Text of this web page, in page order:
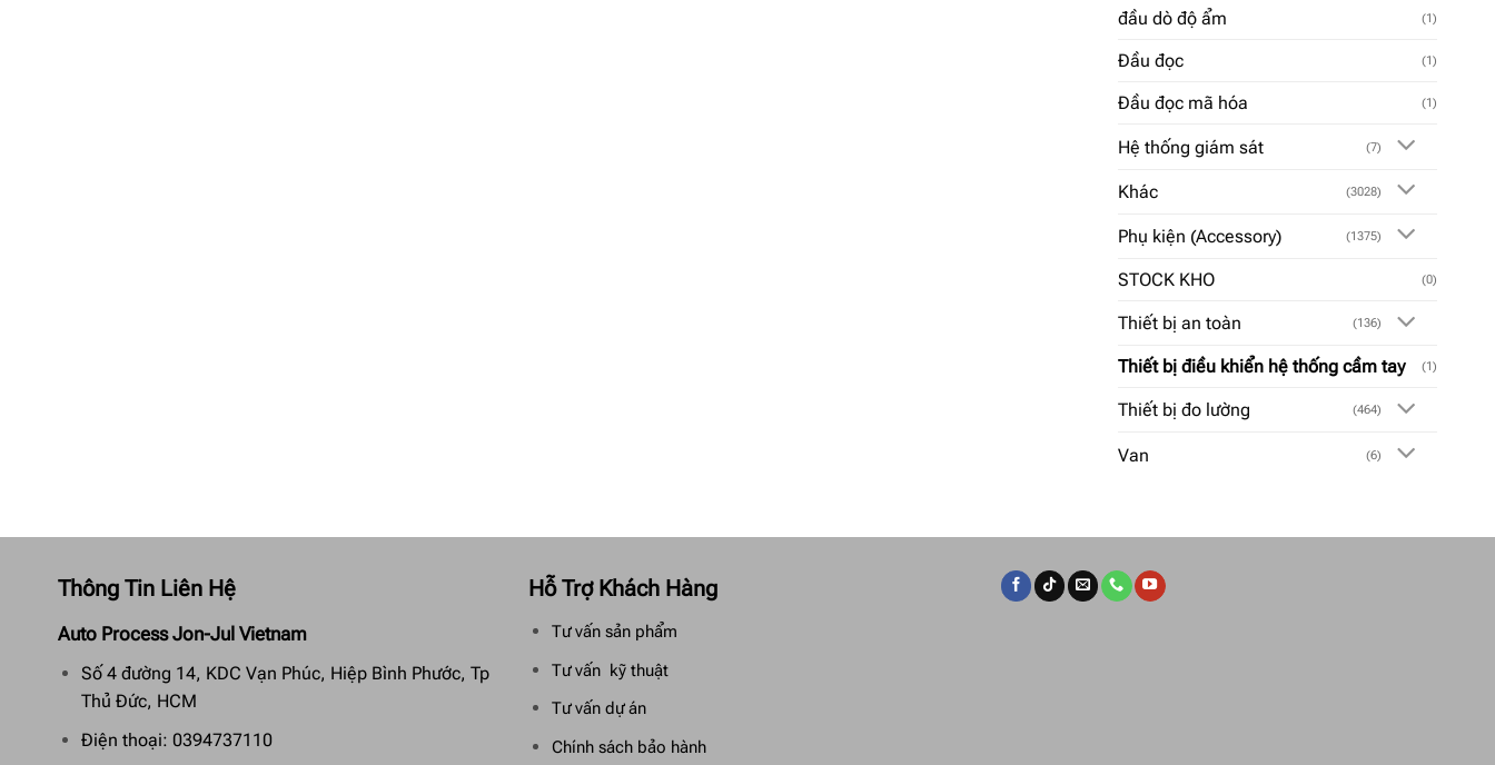
đầu dò độ ẩm (1)
Đầu đọc (1)
Đầu đọc mã hóa (1)
Hệ thống giám sát (7)
Khác (3028)
Phụ kiện (Accessory) (1375)
STOCK KHO (0)
Thiết bị an toàn (136)
Thiết bị điều khiển hệ thống cầm tay (1)
Thiết bị đo lường (464)
Van (6)
Thông Tin Liên Hệ
Auto Process Jon-Jul Vietnam
Số 4 đường 14, KDC Vạn Phúc, Hiệp Bình Phước, Tp
Thủ Đức, HCM
Điện thoại: 0394737110
Hỗ Trợ Khách Hàng
Tư vấn sản phẩm
Tư vấn kỹ thuật
Tư vấn dự án
Chính sách bảo hành